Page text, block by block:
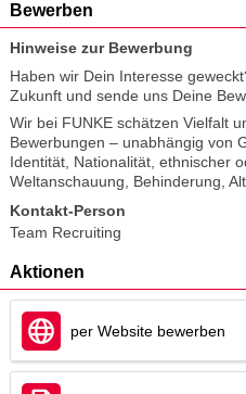
Bewerben
Hinweise zur Bewerbung
Haben wir Dein Interesse
Zukunft und sende uns Deine
Wir bei FUNKE schätzen Vielfalt
Bewerbungen – unabhängig von
Identität, Nationalität, ethnischer
Weltanschauung, Behinderung,
Kontakt-Person
Team Recruiting
Aktionen
per Website bewerben